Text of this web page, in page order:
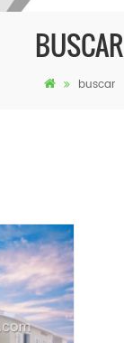
BUSCAR
buscar